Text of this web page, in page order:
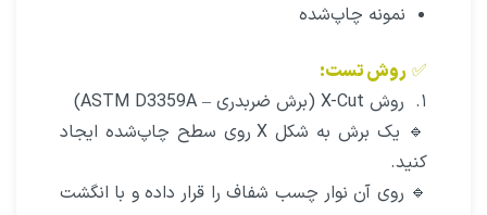
نمونه چاپ‌شده
✅ روش تست:
۱. روش X-Cut (برش ضربدری – ASTM D3359A)
🔹 یک برش به شکل X روی سطح چاپ‌شده ایجاد
کنید.
🔹 روی آن نوار چسب شفاف را قرار داده و با انگشت